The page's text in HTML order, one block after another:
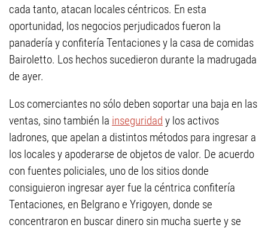
cada tanto, atacan locales céntricos. En esta
oportunidad, los negocios perjudicados fueron la
panadería y confitería Tentaciones y la casa de comidas
Bairoletto. Los hechos sucedieron durante la madrugada
de ayer.
Los comerciantes no sólo deben soportar una baja en las
ventas, sino también la inseguridad y los activos
ladrones, que apelan a distintos métodos para ingresar a
los locales y apoderarse de objetos de valor. De acuerdo
con fuentes policiales, uno de los sitios donde
consiguieron ingresar ayer fue la céntrica confitería
Tentaciones, en Belgrano e Yrigoyen, donde se
concentraron en buscar dinero sin mucha suerte y se